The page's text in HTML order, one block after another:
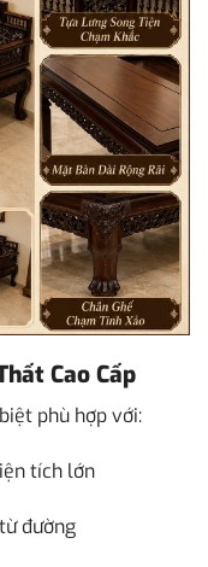
Cao Cấp
phù hợp với:
tích lớn
đường